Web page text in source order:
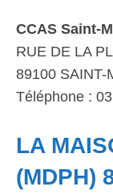
CCAS Saint-
RUE DE LA
89100 SAINT-
Téléphone :
LA
(MDPH)